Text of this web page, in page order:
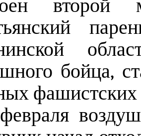
второй
бойца,
фашистских